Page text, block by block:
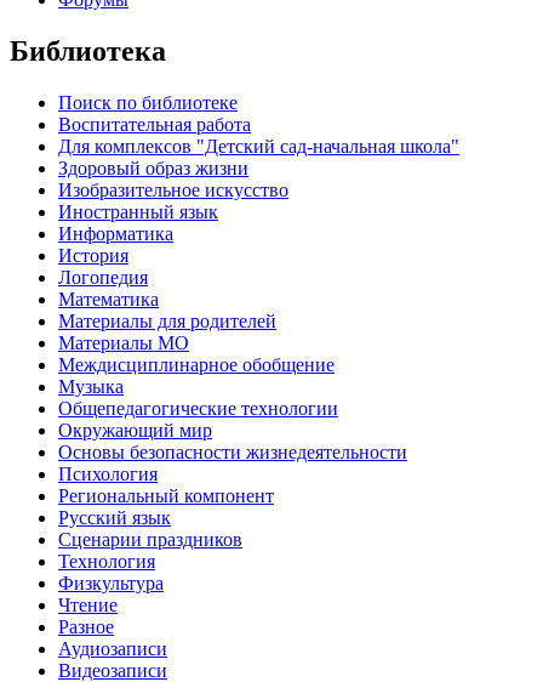
Библиотека
Поиск по библиотеке
Воспитательная работа
Для комплексов "Детский сад-начальная школа"
Здоровый образ жизни
Изобразительное искусство
Иностранный язык
Информатика
История
Логопедия
Математика
Материалы для родителей
Материалы МО
Междисциплинарное обобщение
Музыка
Общепедагогические технологии
Окружающий мир
Основы безопасности жизнедеятельности
Психология
Региональный компонент
Русский язык
Сценарии праздников
Технология
Физкультура
Чтение
Разное
Аудиозаписи
Видеозаписи